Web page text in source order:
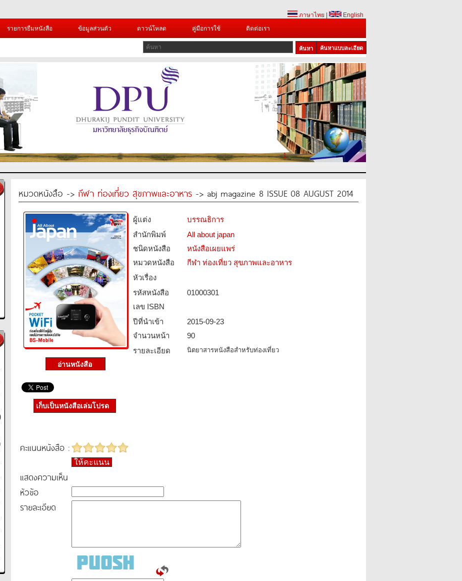
ภาษาไทย
English
รายการยืมหนังสือ ข้อมูลส่วนตัว ดาวน์โหลด คู่มือการใช้ ติดต่อเรา
ค้นหาแบบละเอียด
1
หมวดหนังสือ -> กีฬา ท่องเที่ยว สุขภาพและอาหาร -> abj magazine 8 ISSUE 08 AUGUST 2014
ผู้แต่ง
บรรณธิการ
สำนักพิมพ์
All about japan
ชนิดหนังสือ­
หนังสือเผยแพร่
หมวดหนังสือ­
กีฬา ท่องเที่ยว สุขภาพและอาหาร
หัวเรื่อง
รหัสหนังสือ­
01000301
เลข ISBN
ปีที่นำเข้า
2015-09-23
จำนวนหน้า
90
รายละเอียด
นิตยาสารหนังสือสำหรับท่องเที่ยว
เก็บเป็นหนังสือเล่มโปรด
คะแนนหนังสือ :
ให้คะแนน
แสดงความเห็น
หัวข้อ
รายละเอียด